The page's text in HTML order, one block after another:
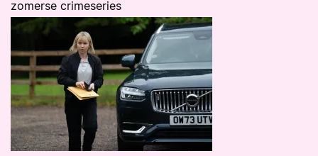
zomerse crimeseries